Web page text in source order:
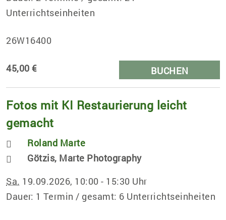
Unterrichtseinheiten
26W16400
45,00 € BUCHEN
Fotos mit KI Restaurierung leicht
gemacht
Roland Marte
Götzis, Marte Photography
Sa. 19.09.2026, 10:00 - 15:30 Uhr
Dauer: 1 Termin / gesamt: 6 Unterrichtseinheiten